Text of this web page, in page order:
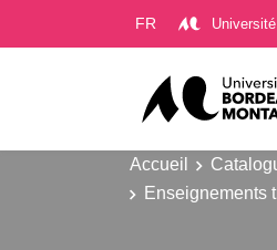
FR
Accueil
Enseignements